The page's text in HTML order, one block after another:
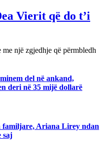
Vierit që do t’i
një zgjedhje që përmbledh
del në ankand,
deri në 35 mijë dollarë
familjare, Ariana Lirey ndan
saj